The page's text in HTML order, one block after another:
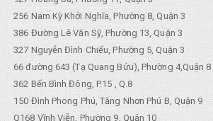
256 Nam Kỳ Khởi Nghĩa, Phường 8, Quận 3
386 Đường Lê Văn Sỹ, Phường 13, Quận 3
327 Nguyễn Đình Chiểu, Phường 5, Quận 3
66 đường 643 (Tạ Quang Bửu), Phường 4,Quận 8
362 Bến Bình Đông, P.15 , Q.8
150 Đình Phong Phú, Tăng Nhơn Phú B, Quận 9
Q168 Vĩnh Viễn, Phường 9, Quận 10